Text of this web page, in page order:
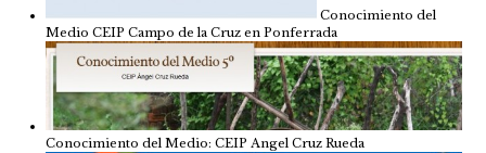
Conocimiento del
Medio CEIP Campo de la Cruz en Ponferrada
Conocimiento del Medio: CEIP Angel Cruz Rueda